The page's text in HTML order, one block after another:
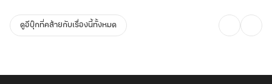
ดูอีบุ๊กที่คล้ายกับเรื่องนี้ทั้งหมด